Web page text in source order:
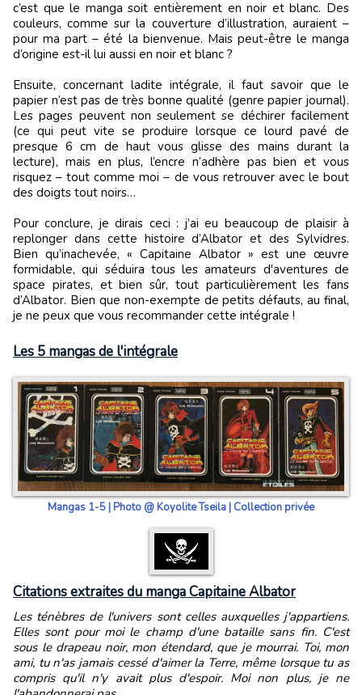
c’est que le manga soit entièrement en noir et blanc. Des
couleurs, comme sur la couverture d’illustration, auraient –
pour ma part – été la bienvenue. Mais peut-être le manga
d’origine est-il lui aussi en noir et blanc ?
Ensuite, concernant ladite intégrale, il faut savoir que le
papier n’est pas de très bonne qualité (genre papier journal).
Les pages peuvent non seulement se déchirer facilement
(ce qui peut vite se produire lorsque ce lourd pavé de
presque 6 cm de haut vous glisse des mains durant la
lecture), mais en plus, l’encre n’adhère pas bien et vous
risquez – tout comme moi – de vous retrouver avec le bout
des doigts tout noirs…
Pour conclure, je dirais ceci : j’ai eu beaucoup de plaisir à
replonger dans cette histoire d’Albator et des Sylvidres.
Bien qu’inachevée, « Capitaine Albator » est une œuvre
formidable, qui séduira tous les amateurs d'aventures de
space pirates, et bien sûr, tout particulièrement les fans
d’Albator. Bien que non-exempte de petits défauts, au final,
je ne peux que vous recommander cette intégrale !
Les 5 mangas de l'intégrale
Mangas 1-5 | Photo @ Koyolite Tseila | Collection privée
Citations extraites du manga Capitaine Albator
Les ténèbres de l'univers sont celles auxquelles j'appartiens.
Elles sont pour moi le champ d'une bataille sans fin. C'est
sous le drapeau noir, mon étendard, que je mourrai. Toi, mon
ami, tu n'as jamais cessé d'aimer la Terre, même lorsque tu as
compris qu'il n'y avait plus d'espoir. Moi non plus, je ne